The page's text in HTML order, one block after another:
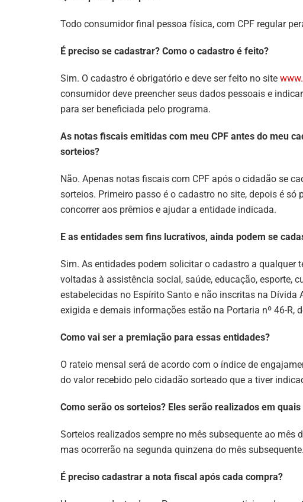
Todo consumidor final pessoa física, com CPF regular
É preciso se cadastrar? Como o cadastro é feito?
Sim. O cadastro é obrigatório e deve ser feito no site
consumidor deve preencher seus dados pessoais e
para ser beneficiada pelo programa.
As notas fiscais emitidas com meu CPF antes do meu
sorteios?
Não. Apenas notas fiscais com CPF após o cidadão se
sorteios. Primeiro passo é o cadastro no site, depois é
concorrer aos prêmios e ajudar a entidade indicada.
E as entidades sem fins lucrativos, ainda podem se
Sim. As entidades podem solicitar o cadastro a qualquer
voltadas à assistência social, saúde, educação, esporte,
estabelecidas no Espírito Santo e não inscritas na
exigida e demais informações estão na Portaria nº 46-R,
Como vai ser a premiação para essas entidades?
O rateio mensal será de acordo com o índice de
do valor recebido pelo cidadão sorteado que a tiver
Como serão os sorteios? Eles serão realizados em quais
Sorteios realizados sempre no mês subsequente ao mês
mas ocorrerão na segunda quinzena do mês subsequente.
É preciso cadastrar a nota fiscal após cada compra?